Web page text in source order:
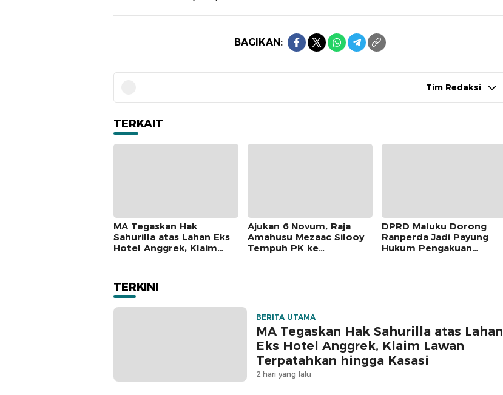
BAGIKAN:
Tim Redaksi
TERKAIT
MA Tegaskan Hak
Sahurilla atas Lahan Eks
Hotel Anggrek, Klaim
Ajukan 6 Novum, Raja
Amahusu Mezaac Silooy
Tempuh PK ke
DPRD Maluku Dorong
Ranperda Jadi Payung
Hukum Pengakuan
TERKINI
BERITA UTAMA
MA Tegaskan Hak Sahurilla atas Lahan
Eks Hotel Anggrek, Klaim Lawan
Terpatahkan hingga Kasasi
2 hari yang lalu